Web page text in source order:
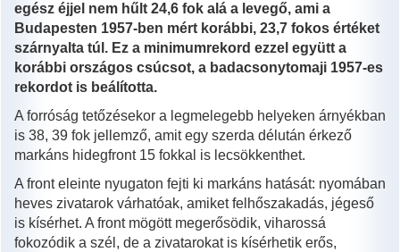
egész éjjel nem hűlt 24,6 fok alá a levegő, ami a
Budapesten 1957-ben mért korábbi, 23,7 fokos értéket
szárnyalta túl. Ez a minimumrekord ezzel együtt a
korábbi országos csúcsot, a badacsonytomaji 1957-es
rekordot is beálította.
A forróság tetőzésekor a legmelegebb helyeken árnyékban
is 38, 39 fok jellemző, amit egy szerda délután érkező
markáns hidegfront 15 fokkal is lecsökkenthet.
A front eleinte nyugaton fejti ki markáns hatását: nyomában
heves zivatarok várhatóak, amiket felhőszakadás, jégeső
is kísérhet. A front mögött megerősödik, viharossá
fokozódik a szél, de a zivatarokat is kísérhetik erős,